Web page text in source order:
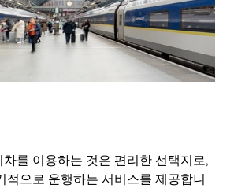
를 이용하는 것은 편리한 선택지로,
적으로 운행하는 서비스를 제공합니